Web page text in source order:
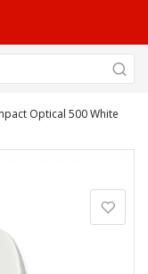
Optical 500 White